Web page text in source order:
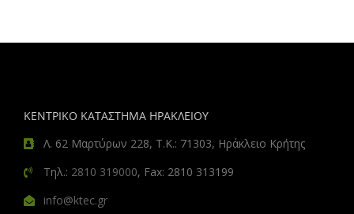
ΚΕΝΤΡΙΚΟ ΚΑΤΑΣΤΗΜΑ ΗΡΑΚΛΕΙΟΥ
Λ. 62 Μαρτύρων 228, Τ.Κ.: 71303, Ηράκλειο Κρήτης
Τηλ.: 2810 319000, Fax: 2810 313199
info@ktec.gr